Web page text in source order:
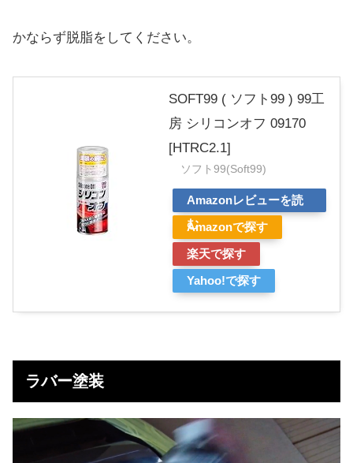
かならず脱脂をしてください。
SOFT99 ( ソフト99 ) 99工
房 シリコンオフ 09170
[HTRC2.1]
ソフト99(Soft99)
Amazonレビューを読
む
Amazonで探す
楽天で探す
Yahoo!で探す
ラバー塗装